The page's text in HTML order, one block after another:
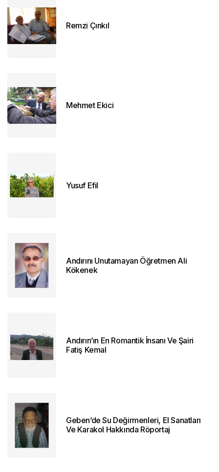
Remzi Çınkıl
Mehmet Ekici
Yusuf Efil
Andırını Unutamayan Öğretmen Ali
Kökenek
Andırın’ın En Romantik İnsanı Ve Şairi
Fatiş Kemal
Geben’de Su Değirmenleri, El Sanatları
Ve Karakol Hakkında Röportaj